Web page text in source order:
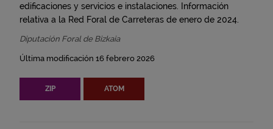
edificaciones y servicios e instalaciones. Información
relativa a la Red Foral de Carreteras de enero de 2024.
Diputación Foral de Bizkaia
Última modificación 16 febrero 2026
ZIP ATOM